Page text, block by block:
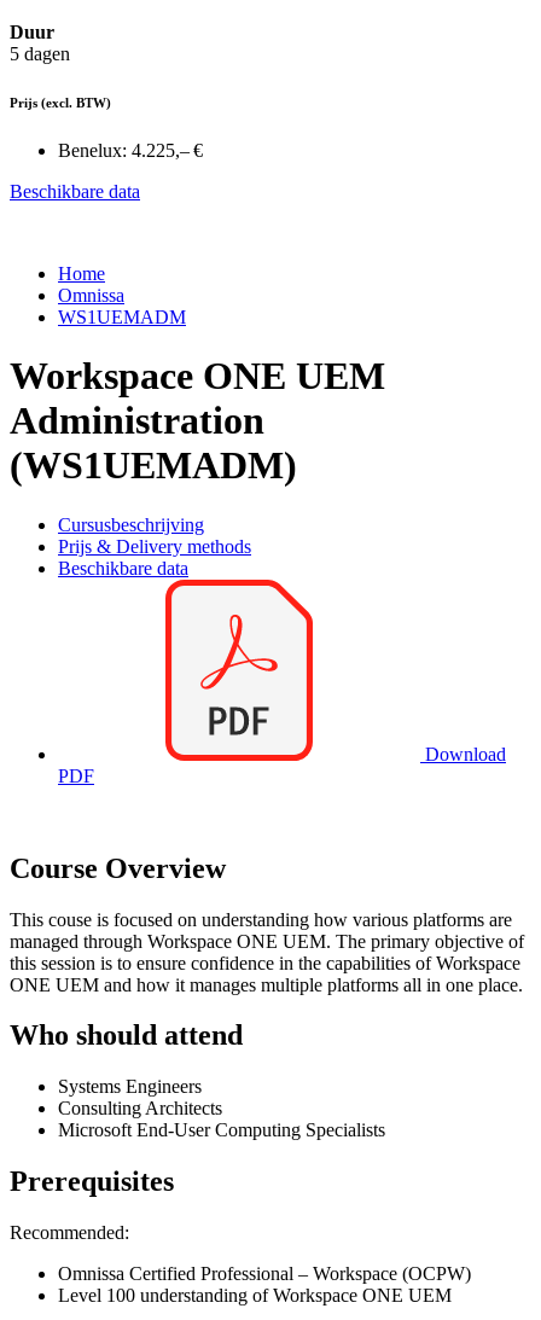
Duur
5 dagen
Prijs (excl. BTW)
Benelux: 4.225,– €
Beschikbare data
Home
Omnissa
WS1UEMADM
Workspace ONE UEM
Administration
(WS1UEMADM)
Cursusbeschrijving
Prijs & Delivery methods
Beschikbare data
Download
PDF
Course Overview
This couse is focused on understanding how various platforms are
managed through Workspace ONE UEM. The primary objective of
this session is to ensure confidence in the capabilities of Workspace
ONE UEM and how it manages multiple platforms all in one place.
Who should attend
Systems Engineers
Consulting Architects
Microsoft End-User Computing Specialists
Prerequisites
Recommended:
Omnissa Certified Professional – Workspace (OCPW)
Level 100 understanding of Workspace ONE UEM